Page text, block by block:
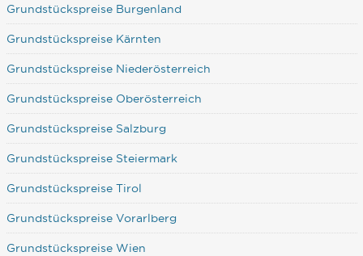
Grundstückspreise Burgenland
Grundstückspreise Kärnten
Grundstückspreise Niederösterreich
Grundstückspreise Oberösterreich
Grundstückspreise Salzburg
Grundstückspreise Steiermark
Grundstückspreise Tirol
Grundstückspreise Vorarlberg
Grundstückspreise Wien